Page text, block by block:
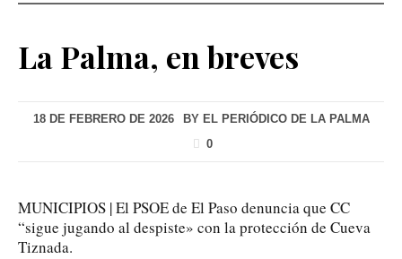
La Palma, en breves
18 DE FEBRERO DE 2026 BY EL PERIÓDICO DE LA PALMA
0
MUNICIPIOS | El PSOE de El Paso denuncia que CC
“sigue jugando al despiste» con la protección de Cueva
Tiznada.